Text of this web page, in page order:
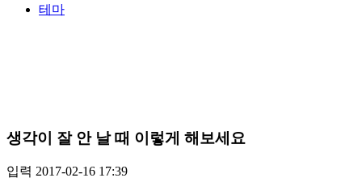
테마
생각이 잘 안 날 때 이렇게 해보세요
입력 2017-02-16 17:39